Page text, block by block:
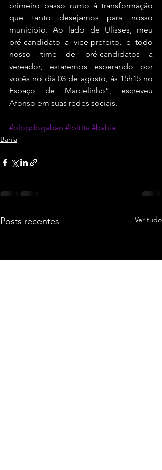
primeiro passo rumo à transformação
que tanto desejamos para nosso
município. Ao lado de Ulisses, meu
pré-candidato a vice-prefeito, e todo
nosso time de pré-candidatos a
vereador, estaremos esperando por
vocês no dia 03 de agosto, às 15h15 no
Espaço de Marcelinho”, escreveu
Afonso em suas redes sociais.
#blogdogaban #ibitita #bahia
Bahia
Posts recentes Ver tudo